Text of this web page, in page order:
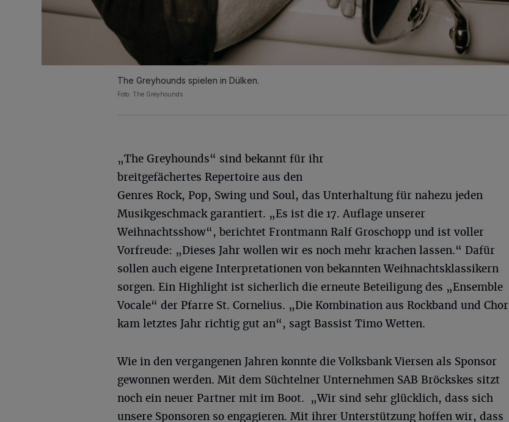
The Greyhounds spielen in Dülken.
Foto: The Greyhounds
„The Greyhounds“ sind bekannt für ihr
breitgefächertes Repertoire aus den
Genres Rock, Pop, Swing und Soul, das Unterhaltung für nahezu jeden
Musikgeschmack garantiert. „Es ist die 17. Auflage unserer
Weihnachtsshow“, berichtet Frontmann Ralf Groschopp und ist voller
Vorfreude: „Dieses Jahr wollen wir es noch mehr krachen lassen.“ Dafür
sollen auch eigene Interpretationen von bekannten Weihnachtsklassikern
sorgen. Ein Highlight ist sicherlich die erneute Beteiligung des „Ensemble
Vocale“ der Pfarre St. Cornelius. „Die Kombination aus Rockband und Chor
kam letztes Jahr richtig gut an“, sagt Bassist Timo Wetten.
Wie in den vergangenen Jahren konnte die Volksbank Viersen als Sponsor
gewonnen werden. Mit dem Süchtelner Unternehmen SAB Bröckskes sitzt
noch ein neuer Partner mit im Boot. „Wir sind sehr glücklich, dass sich
unsere Sponsoren so engagieren. Mit ihrer Unterstützung hoffen wir, dass